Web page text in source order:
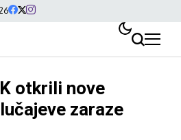
otkrili nove
zaraze